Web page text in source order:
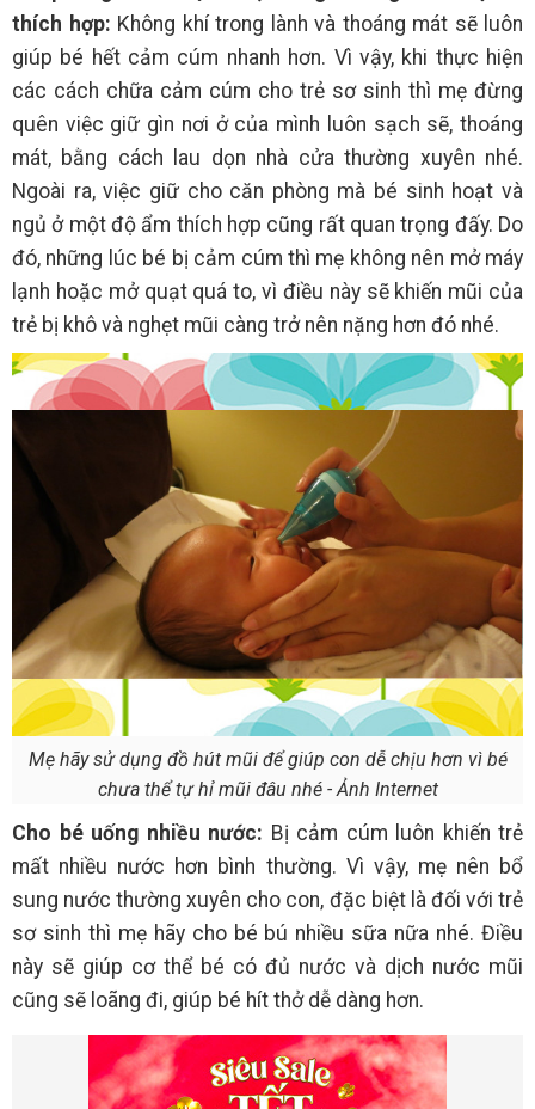
thích hợp: Không khí trong lành và thoáng mát sẽ luôn
giúp bé hết cảm cúm nhanh hơn. Vì vậy, khi thực hiện
các cách chữa cảm cúm cho trẻ sơ sinh thì mẹ đừng
quên việc giữ gìn nơi ở của mình luôn sạch sẽ, thoáng
mát, bằng cách lau dọn nhà cửa thường xuyên nhé.
Ngoài ra, việc giữ cho căn phòng mà bé sinh hoạt và
ngủ ở một độ ẩm thích hợp cũng rất quan trọng đấy. Do
đó, những lúc bé bị cảm cúm thì mẹ không nên mở máy
lạnh hoặc mở quạt quá to, vì điều này sẽ khiến mũi của
trẻ bị khô và nghẹt mũi càng trở nên nặng hơn đó nhé.
Mẹ hãy sử dụng đồ hút mũi để giúp con dễ chịu hơn vì bé
chưa thể tự hỉ mũi đâu nhé - Ảnh Internet
Cho bé uống nhiều nước: Bị cảm cúm luôn khiến trẻ
mất nhiều nước hơn bình thường. Vì vậy, mẹ nên bổ
sung nước thường xuyên cho con, đặc biệt là đối với trẻ
sơ sinh thì mẹ hãy cho bé bú nhiều sữa nữa nhé. Điều
này sẽ giúp cơ thể bé có đủ nước và dịch nước mũi
cũng sẽ loãng đi, giúp bé hít thở dễ dàng hơn.